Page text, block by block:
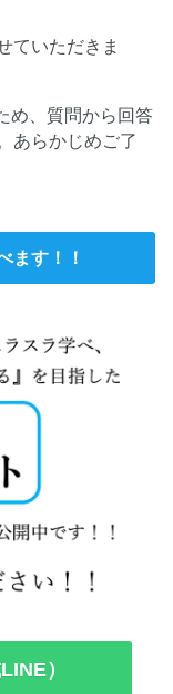
ていただきま
め、質問から回答
あらかじめご了
ます！！
）